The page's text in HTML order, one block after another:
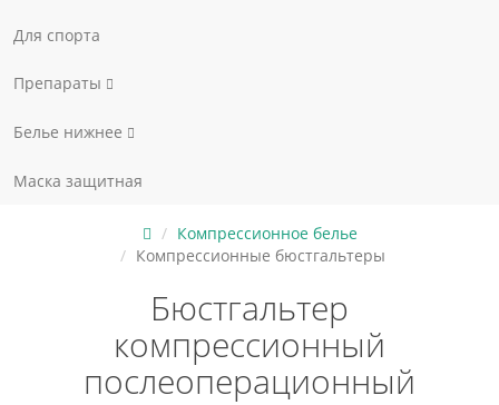
Для спорта
Препараты
Белье нижнее
Маска защитная
Компрессионное белье
Компрессионные бюстгальтеры
Бюстгальтер
компрессионный
послеоперационный